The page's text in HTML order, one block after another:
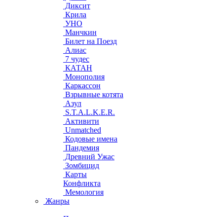
Диксит
Крила
УНО
Манчкин
Билет на Поезд
Алиас
7 чудес
КАТАН
Монополия
Каркассон
Взрывные котята
Азул
S.T.A.L.K.E.R.
Активити
Unmatched
Кодовые имена
Пандемия
Древний Ужас
Зомбицид
Карты
Конфликта
Мемология
Жанры